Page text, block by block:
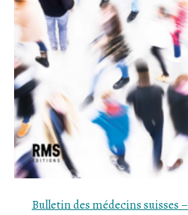
Bulletin des médecins suisses –